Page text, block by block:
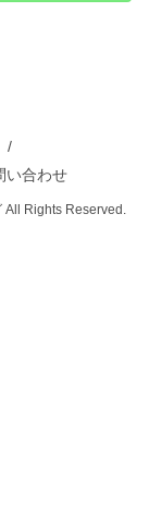
い合わせ
Rights Reserved.